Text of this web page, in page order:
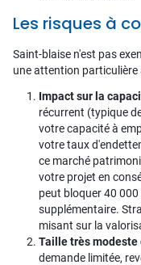
Les risques à
Saint-blaise n'est pas
une attention particulière
Impact sur la
récurrent (typique
votre capacité à
votre taux
ce marché
votre projet en
peut bloquer 40
supplémentaire.
misant sur la
Taille très modeste
demande limitée,